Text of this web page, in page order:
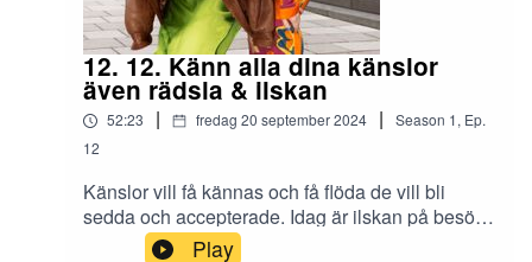
12. 12. Känn alla dina känslor
även rädsla & ilskan
52:23 | fredag 20 september 2024 | Season 1, Ep.
12
Känslor vill få kännas och få flöda de vill bli
sedda och accepterade. Idag är ilskan på besök,
vi talar om hur viktigt det är ifrån Det nya feminina
Play